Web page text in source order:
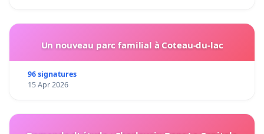
Un nouveau parc familial à Coteau-du-lac
96 signatures
15 Apr 2026